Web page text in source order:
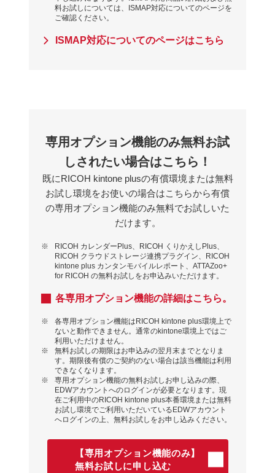
料お試しについては、ISMAP対応についてのページを
ご確認ください。
ISMAP対応についてのページはこちら
専用オプション機能のみ無料お試
しされたい場合はこちら！
既にRICOH kintone plusの有償環境または無料
お試し環境をお使いの場合はこちらから有償
の専用オプション機能のみ無料でお試しいた
だけます。
※
RICOH カレンダーPlus、RICOH くりかえしPlus、
RICOH クラウドストレージ連携プラグイン、RICOH
kintone plus カンタンモバイルレポート、ATTAZoo+
for RICOH の無料お試しをお申込みいただけます。
各専用オプション機能の詳細はこちら。
※
各専用オプション機能はRICOH kintone plus環境上で
ないと動作できません。通常のkintone環境上ではご
利⽤いただけません。
※
無料お試しの期限はお申込みの翌⽉末までとなりま
す。期限後有償のご契約のない場合は該当機能は利⽤
できなくなります。
※
専用オプション機能の無料お試しお申し込みの際、
EDWアカウントへのログインが必要となります。現
在ご利⽤中のRICOH kintone plus本番環境または無料
お試し環境でご利⽤いただいているEDWアカウント
へログインの上、無料お試しをお申し込みください。
【専用オプション機能のみ】
無料お試しに申し込む